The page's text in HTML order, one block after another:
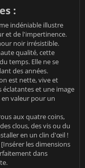
:
indéniable illustre
et de l'impertinence.
noir irrésistible.
qualité, cette
temps. Elle ne se
des années.
est nette, vive et
éclatantes et une image
valeur pour un
aux quatre coins,
clous, des vis ou du
en un clin d'œil !
les dimensions
dans